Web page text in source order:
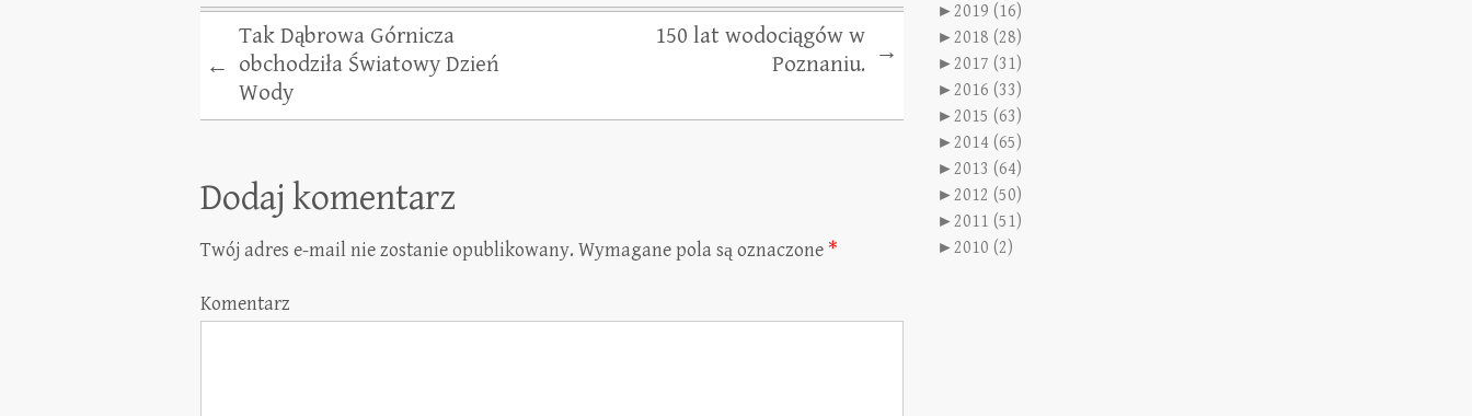
←
Tak Dąbrowa Górnicza
obchodziła Światowy Dzień
Wody
150 lat wodociągów w
Poznaniu. →
Dodaj komentarz
Twój adres e-mail nie zostanie opublikowany. Wymagane pola są oznaczone *
Komentarz
►2019 (16)
►2018 (28)
►2017 (31)
►2016 (33)
►2015 (63)
►2014 (65)
►2013 (64)
►2012 (50)
►2011 (51)
►2010 (2)